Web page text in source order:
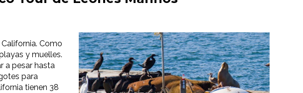
Como
y muelles.
a pesar hasta
para
tienen 38